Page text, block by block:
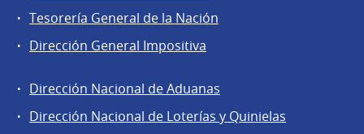
Tesorería General de la Nación
Dirección General Impositiva
Áreas
Dirección Nacional de Aduanas
Dirección Nacional de Loterías y Quinielas